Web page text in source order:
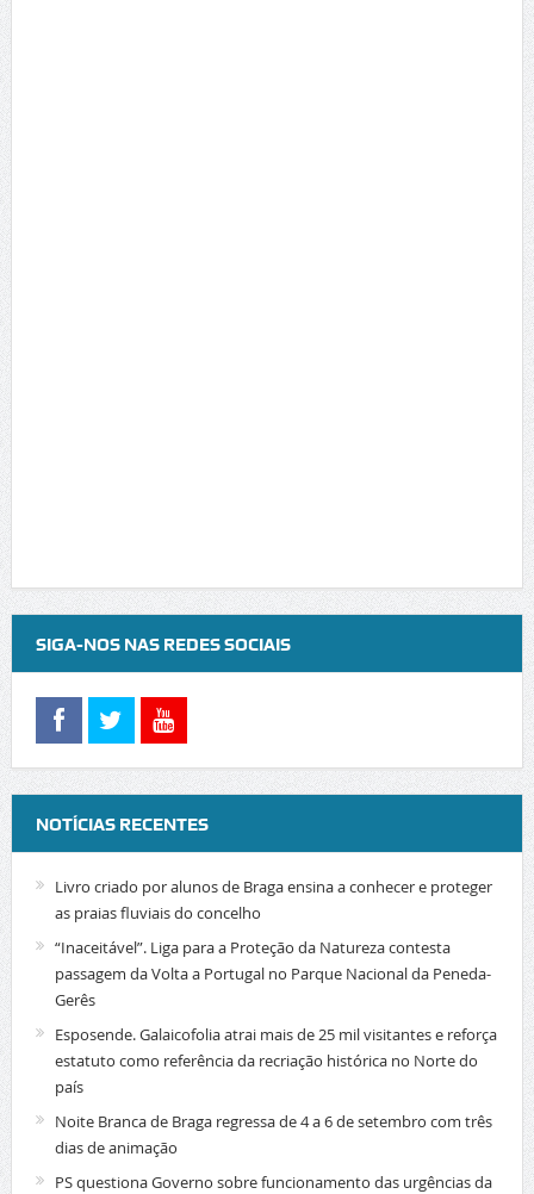
SIGA-NOS NAS REDES SOCIAIS
NOTÍCIAS RECENTES
Livro criado por alunos de Braga ensina a conhecer e proteger
as praias fluviais do concelho
“Inaceitável”. Liga para a Proteção da Natureza contesta
passagem da Volta a Portugal no Parque Nacional da Peneda-
Gerês
Esposende. Galaicofolia atrai mais de 25 mil visitantes e reforça
estatuto como referência da recriação histórica no Norte do
país
Noite Branca de Braga regressa de 4 a 6 de setembro com três
dias de animação
PS questiona Governo sobre funcionamento das urgências da